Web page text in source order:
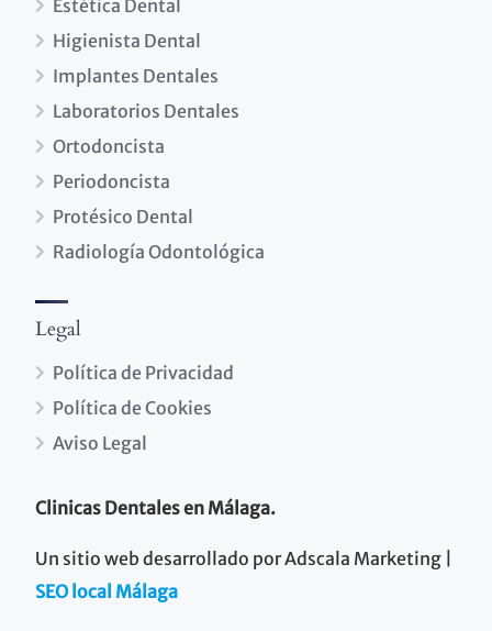
Estética Dental
Higienista Dental
Implantes Dentales
Laboratorios Dentales
Ortodoncista
Periodoncista
Protésico Dental
Radiología Odontológica
Legal
Política de Privacidad
Política de Cookies
Aviso Legal
Clinicas Dentales en Málaga.
Un sitio web desarrollado por Adscala Marketing |
SEO local Málaga